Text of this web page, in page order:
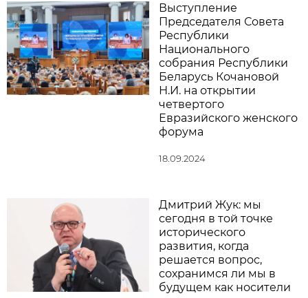
Выступление
Председателя Совета
Республики
Национального
собрания Республики
Беларусь Кочановой
Н.И. на открытии
четвертого
Евразийского женского
форума
18.09.2024
Дмитрий Жук: мы
сегодня в той точке
исторического
развития, когда
решается вопрос,
сохранимся ли мы в
будущем как носители